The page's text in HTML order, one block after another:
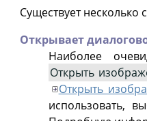
Существует
Открывает
Наиболее
Открыть
Открыть
использовать,